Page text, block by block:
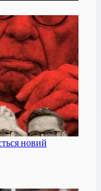
новий